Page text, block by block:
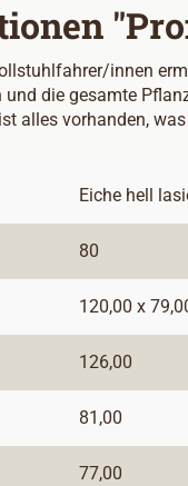
innen
die gesamte
alles vorhanden,
Eiche hell
80
120,00 x
126,00
81,00
77,00